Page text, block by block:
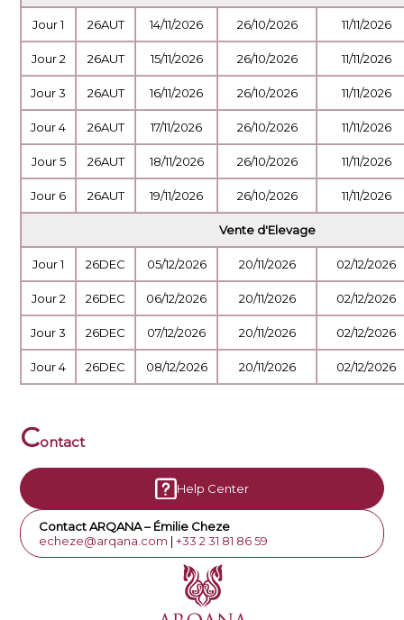
Jour 1 26AUT 14/11/2026 26/10/2026 11/11/2026
Jour 2 26AUT 15/11/2026 26/10/2026 11/11/2026
Jour 3 26AUT 16/11/2026 26/10/2026 11/11/2026
Jour 4 26AUT 17/11/2026 26/10/2026 11/11/2026
Jour 5 26AUT 18/11/2026 26/10/2026 11/11/2026
Jour 6 26AUT 19/11/2026 26/10/2026 11/11/2026
Vente d'Elevage
Jour 1 26DEC 05/12/2026 20/11/2026 02/12/2026
Jour 2 26DEC 06/12/2026 20/11/2026 02/12/2026
Jour 3 26DEC 07/12/2026 20/11/2026 02/12/2026
Jour 4 26DEC 08/12/2026 20/11/2026 02/12/2026
Contact
Help Center
Contact ARQANA – Émilie Cheze
echeze@arqana.com |+33 2 31 81 86 59